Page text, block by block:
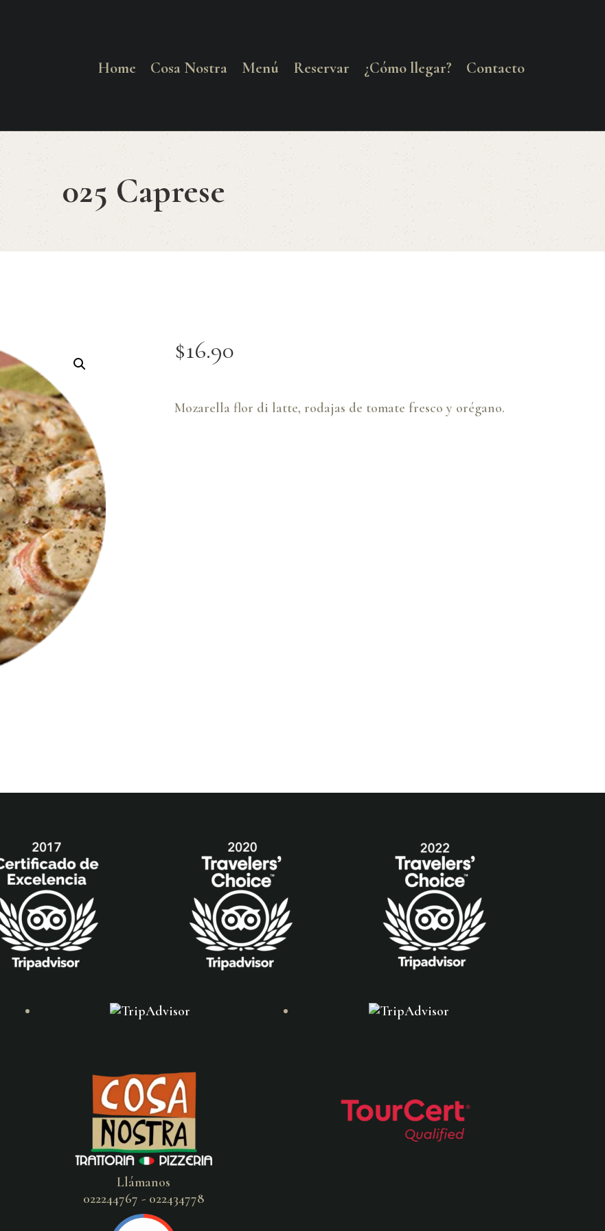
Home Cosa Nostra Menú Reservar ¿Cómo llegar? Contacto
025 Caprese
COSA NOSTRA
RESERVAR
¿CÓMO LLEGAR?
CONTACTO
$16.90
Mozarella flor di latte, rodajas de tomate fresco y orégano.
Llámanos
022244767 - 022434778